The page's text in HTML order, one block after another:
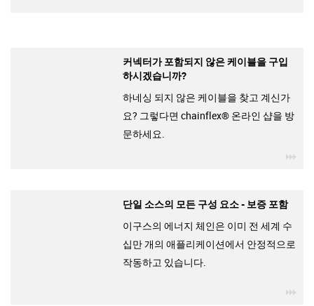
커넥터가 포함되지 않은 케이블을 구입
하시겠습니까?
하네싱 되지 않은 케이블을 찾고 계신가
요? 그렇다면 chainflex® 온라인 샵을 방
문하세요.
단일 소스의 모든 구성 요소 - 보증 포함
이구스의 에너지 체인은 이미 전 세계 수
십만 개의 애플리케이션에서 안정적으로
작동하고 있습니다.